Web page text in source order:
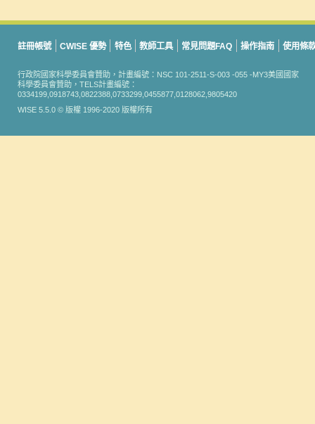
註冊帳號 CWISE 優勢 特色 教師工具 常見問題FAQ 操作指南 使用條
行政院國家科學委員會贊助，計畫編號：NSC 101-2511-S-003 -055 -MY3美國國家
科學委員會贊助，TELS計畫編號：
0334199,0918743,0822388,0733299,0455877,0128062,9805420
WISE 5.5.0 © 版權 1996-2020 版權所有